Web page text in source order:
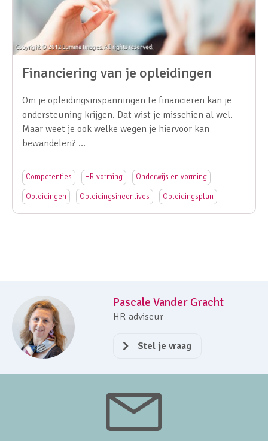
Financiering van je opleidingen
Om je opleidingsinspanningen te financieren kan je
ondersteuning krijgen. Dat wist je misschien al wel.
Maar weet je ook welke wegen je hiervoor kan
bewandelen? …
Competenties HR-vorming Onderwijs en vorming
Opleidingen Opleidingsincentives Opleidingsplan
Pascale Vander Gracht
HR-adviseur
Stel je vraag